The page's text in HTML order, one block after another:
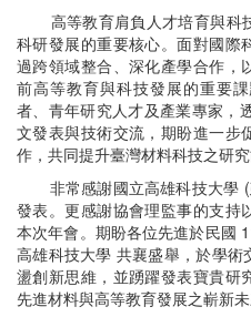
高等教育肩負人才培育與科
科研發展的重要核心。面對國際
過跨領域整合、深化產學合作，
前高等教育與科技發展的重要
者、青年研究人才及產業專家，
文發表與技術交流，期盼進一步
作，共同提升臺灣材料科技之研究
非常感謝國立高雄科技大學 (
發表。更感謝協會理監事的支持
本次年會。期盼各位先進於民國
高雄科技大學 共襄盛舉，於學
盪創新思維，並踴躍發表寶貴研
先進材料與高等教育發展之嶄新未